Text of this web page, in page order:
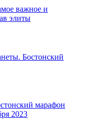
важное и
элиты
Бостонский
марафон
2023